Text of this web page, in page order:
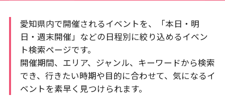
愛知県内で開催されるイベントを、「本日・明
日・週末開催」などの日程別に絞り込めるイベン
ト検索ページです。
開催期間、エリア、ジャンル、キーワードから検索
でき、行きたい時期や目的に合わせて、気になるイ
ベントを素早く見つけられます。